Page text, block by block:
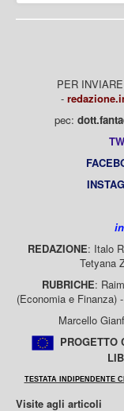
PER
-
pec:
REDAZIONE: Italo
Tetyana
RUBRICHE:
(Economia e Finanza)
Marcello
PROGETTO
TESTATA INDIPENDENTE
Visite agli articoli